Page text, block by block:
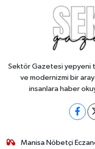
Sektör Gazetesi yepyeni
ve modernizmi bir
insanlara haber
Manisa Nöbetçi